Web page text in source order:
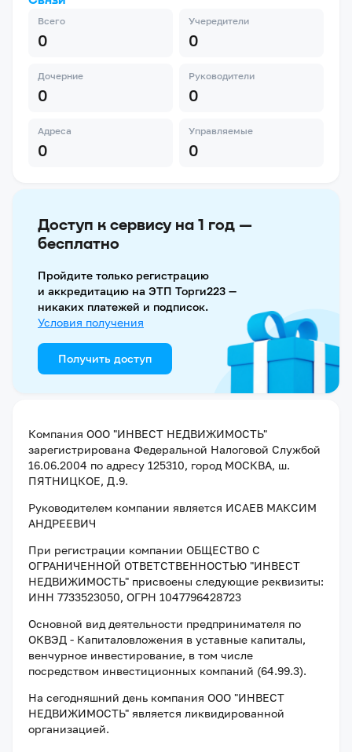
Всего
0
Учередители
0
Дочерние
0
Руководители
0
Адреса
0
Управляемые
0
Доступ к сервису на 1 год —
бесплатно
Пройдите только регистрацию
и аккредитацию на ЭТП Торги223 —
никаких платежей и подписок.
Условия получения
Получить доступ
Компания ООО "ИНВЕСТ НЕДВИЖИМОСТЬ"
зарегистрирована Федеральной Налоговой Службой
16.06.2004 по адресу 125310, город МОСКВА, ш.
ПЯТНИЦКОЕ, Д.9.
Руководителем компании является ИСАЕВ МАКСИМ
АНДРЕЕВИЧ
При регистрации компании ОБЩЕСТВО С
ОГРАНИЧЕННОЙ ОТВЕТСТВЕННОСТЬЮ "ИНВЕСТ
НЕДВИЖИМОСТЬ" присвоены следующие реквизиты:
ИНН 7733523050, ОГРН 1047796428723
Основной вид деятельности предпринимателя по
ОКВЭД - Капиталовложения в уставные капиталы,
венчурное инвестирование, в том числе
посредством инвестиционных компаний (64.99.3).
На сегодняшний день компания ООО "ИНВЕСТ
НЕДВИЖИМОСТЬ" является ликвидированной
организацией.